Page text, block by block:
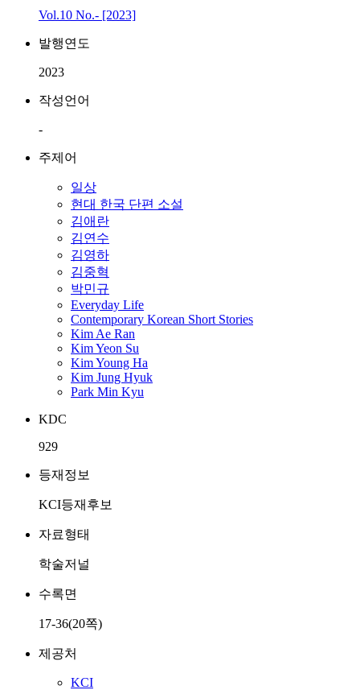
Vol.10 No.- [2023]
발행연도
2023
작성언어
-
주제어
일상
현대 한국 단편 소설
김애란
김연수
김영하
김중혁
박민규
Everyday Life
Contemporary Korean Short Stories
Kim Ae Ran
Kim Yeon Su
Kim Young Ha
Kim Jung Hyuk
Park Min Kyu
KDC
929
등재정보
KCI등재후보
자료형태
학술저널
수록면
17-36(20쪽)
제공처
KCI